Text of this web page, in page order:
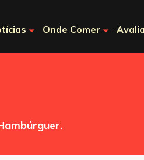
Onde Comer